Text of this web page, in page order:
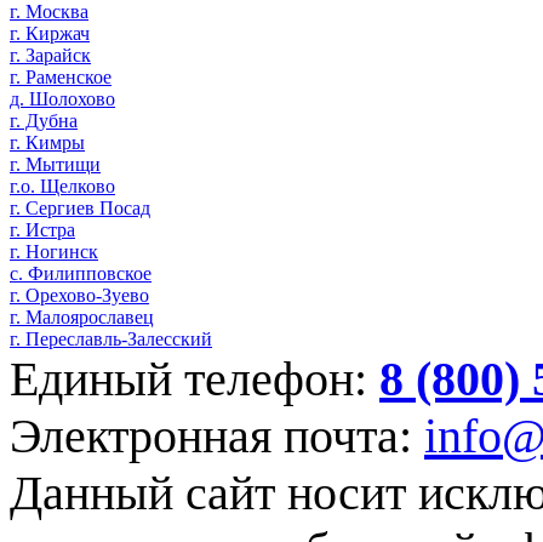
г. Москва
г. Киржач
г. Зарайск
г. Раменское
д. Шолохово
г. Дубна
г. Кимры
г. Мытищи
г.о. Щелково
г. Сергиев Посад
г. Истра
г. Ногинск
с. Филипповское
г. Орехово-Зуево
г. Малоярославец
г. Переславль-Залесский
Единый телефон: 8 (800)
Электронная почта:
Данный сайт носит